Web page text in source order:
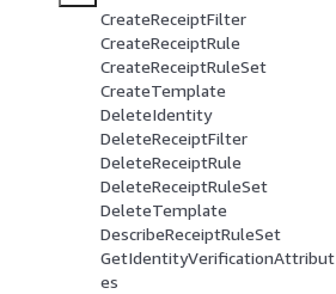
CreateReceiptFilter
CreateReceiptRule
CreateReceiptRuleSet
CreateTemplate
DeleteIdentity
DeleteReceiptFilter
DeleteReceiptRule
DeleteReceiptRuleSet
DeleteTemplate
DescribeReceiptRuleSet
GetIdentityVerificationAttribut
es